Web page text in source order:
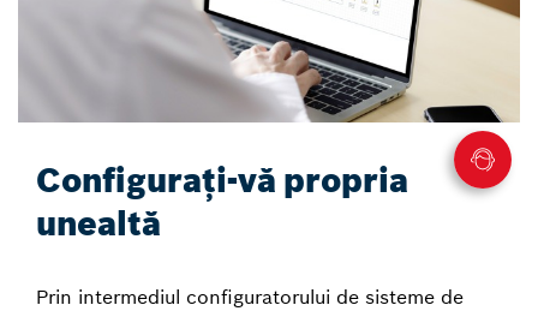
Configurați-vă propria
unealtă
Prin intermediul configuratorului de sisteme de